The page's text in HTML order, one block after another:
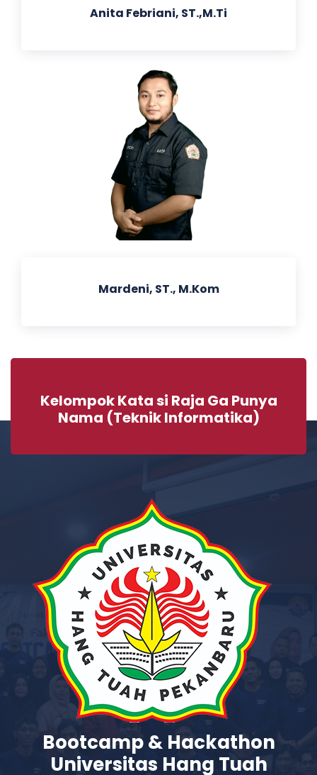
Anita Febriani, ST.,M.Ti
Mardeni, ST., M.Kom
Kelompok Kata si Raja Ga Punya
Nama (Teknik Informatika)
Bootcamp & Hackathon
Universitas Hang Tuah